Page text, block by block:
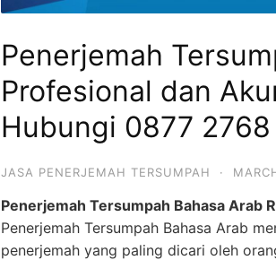
Penerjemah
Profesional dan
Hubungi 0877
JASA PENERJEMAH TERSUMPAH ·
Penerjemah Tersumpah Bahasa Arab
Penerjemah Tersumpah Bahasa Arab
penerjemah yang paling dicari oleh